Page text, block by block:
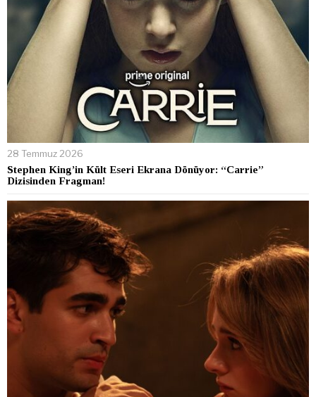
28 Temmuz 2026
Stephen King’in Kült Eseri Ekrana Dönüyor: “Carrie”
Dizisinden Fragman!